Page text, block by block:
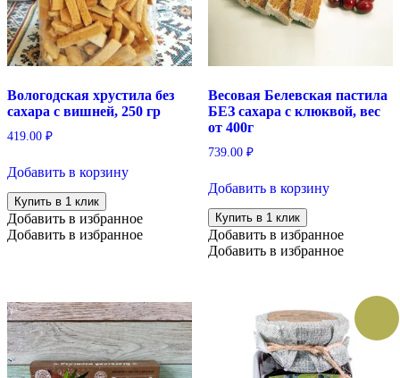
Вологодская хрустила без
сахара с вишней, 250 гр
419.00 ₽
Добавить в корзину
Купить в 1 клик
Добавить в избранное
Добавить в избранное
Весовая Белевская пастила
БЕЗ сахара с клюквой, вес
от 400г
739.00 ₽
Добавить в корзину
Купить в 1 клик
Добавить в избранное
Добавить в избранное